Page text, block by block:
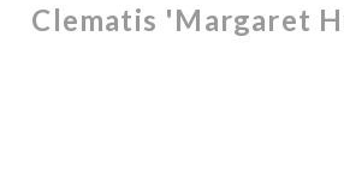
Clematis 'Margaret